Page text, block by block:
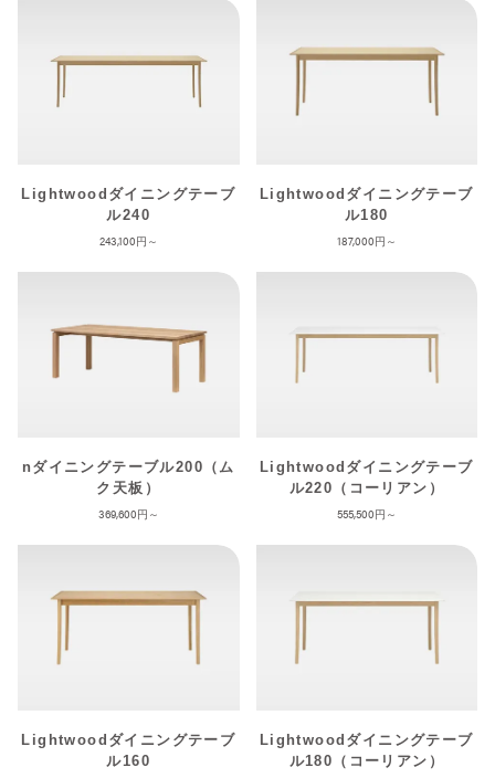
Lightwoodダイニングテーブ
ル240
243,100
Lightwoodダイニングテーブ
ル180
187,000
nダイニングテーブル200（ム
ク天板）
369,600
Lightwoodダイニングテーブ
ル220（コーリアン）
555,500
Lightwoodダイニングテーブ
ル160
Lightwoodダイニングテーブ
ル180（コーリアン）